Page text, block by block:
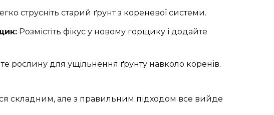
струсніть старий ґрунт з кореневої системи.
Розмістіть фікус у новому горщику і додайте
рослину для ущільнення ґрунту навколо коренів.
складним, але з правильним підходом все вийде